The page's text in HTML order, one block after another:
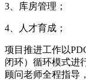
3、库房管理；
4、人才育成；
项目推进工作以
闭环）循环模式进
顾问老师全程指导